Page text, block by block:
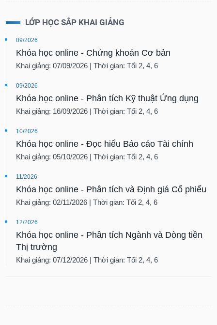
LỚP HỌC SẮP KHAI GIẢNG
09/2026
Khóa học online - Chứng khoán Cơ bản
Khai giảng: 07/09/2026 | Thời gian: Tối 2, 4, 6
09/2026
Khóa học online - Phân tích Kỹ thuật Ứng dụng
Khai giảng: 16/09/2026 | Thời gian: Tối 2, 4, 6
10/2026
Khóa học online - Đọc hiểu Báo cáo Tài chính
Khai giảng: 05/10/2026 | Thời gian: Tối 2, 4, 6
11/2026
Khóa học online - Phân tích và Định giá Cổ phiếu
Khai giảng: 02/11/2026 | Thời gian: Tối 2, 4, 6
12/2026
Khóa học online - Phân tích Ngành và Dòng tiền
Thị trường
Khai giảng: 07/12/2026 | Thời gian: Tối 2, 4, 6